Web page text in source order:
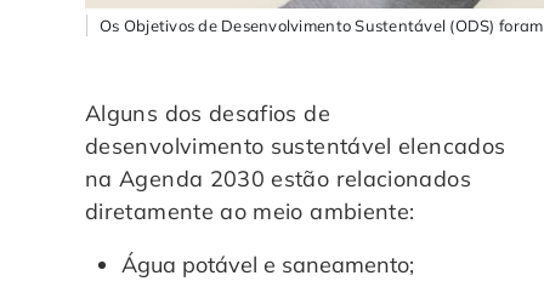
Os Objetivos de Desenvolvimento Sustentável (ODS)
Alguns dos desafios de
desenvolvimento sustentável elencados
na Agenda 2030 estão relacionados
diretamente ao meio ambiente:
Água potável e saneamento;